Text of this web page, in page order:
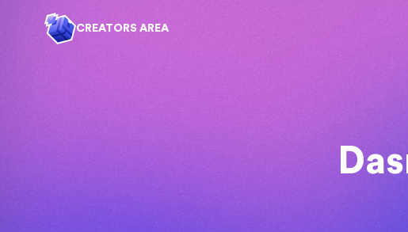
CREATORS AREA